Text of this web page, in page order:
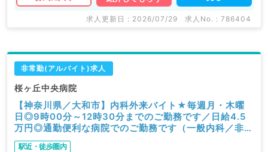
求人更新日 : 2026/07/29 求人No. : 786404
非常勤(アルバイト)求人
桜ヶ丘中央病院
【神奈川県／大和市】内科外来バイト★毎週月・木曜
日◎9時00分～12時30分までのご勤務です／日給4.5
万円◎通勤便利な病院でのご勤務です（一般内科／非常
勤）
駅近・徒歩圏内